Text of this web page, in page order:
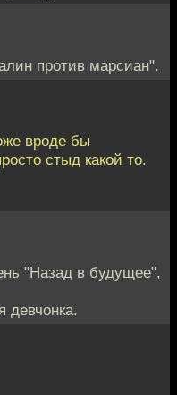
против марсиан".
вроде бы
стыд какой то.
"Назад в будущее",
девчонка.